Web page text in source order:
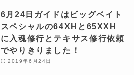
6月24日ガイドはビッグベイト
スペシャルの64XHと65XXH
に入魂修行とテキサス修行依頼
でやりきりました！
2019年6月24日